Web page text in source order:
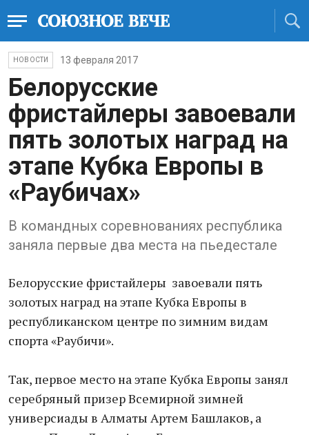
НОВОСТИ 13 февраля 2017
Белорусские
фристайлеры завоевали
пять золотых наград на
этапе Кубка Европы в
«Раубичах»
В командных соревнованиях республика
заняла первые два места на пьедестале
Белорусские фристайлеры завоевали пять
золотых наград на этапе Кубка Европы в
республиканском центре по зимним видам
спорта «Раубичи».
Так, первое место на этапе Кубка Европы занял
серебряный призер Всемирной зимней
универсиады в Алматы Артем Башлаков, а